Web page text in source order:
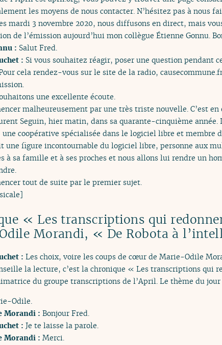
les moyens de nous contacter. N’hésitez pas à nous
mardi 3 novembre 2020, nous diffusons en direct, mais
de l’émission aujourd’hui mon collègue Étienne Gonnu.
: Salut Fred.
: Si vous souhaitez réagir, poser une question pendant
cela rendez-vous sur le site de la radio,
une excellente écoute.
malheureusement par une très triste nouvelle. C’est
Seguin, hier matin, dans sa quarante-cinquième
une coopérative spécialisée dans le logiciel libre et
une figure incontournable du logiciel libre, personne aux
à sa famille et à ses proches et nous allons lui rendre un
tout de suite par le premier sujet.
« Les transcriptions qui
Morandi, « De Robota à
: Les choix, voire les coups de cœur de Marie-Odile
la lecture, c’est la chronique « Les transcriptions qui
du groupe transcriptions de l’April. Le thème du
Odile.
Morandi : Bonjour Fred.
: Je te laisse la parole.
Morandi : Merci.